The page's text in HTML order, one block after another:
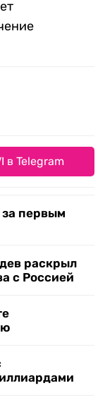
в Telegram
первым
раскрыл
с Россией